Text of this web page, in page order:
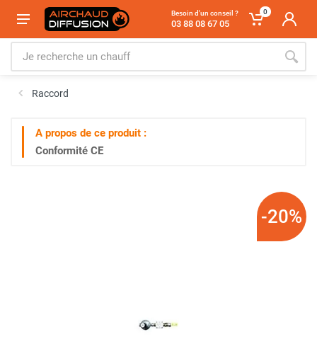
Besoin d'un conseil ?
03 88 08 67 05
0
Raccord
A propos de ce produit :
Conformité CE
-20%